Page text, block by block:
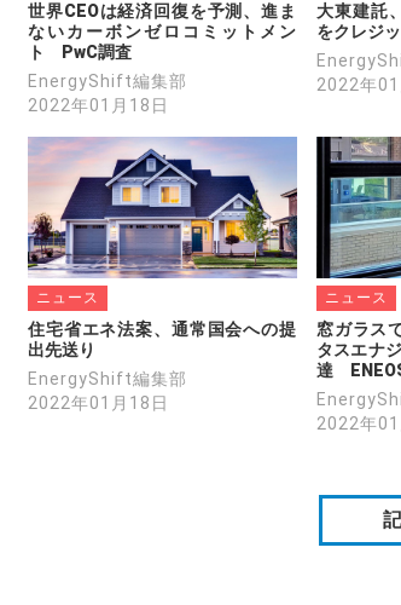
世界CEOは経済回復を予測、進ま
ないカーボンゼロコミットメン
ト　PwC調査
EnergyShift編集部
2022年01月18日
大東建託
をクレジ
2022年01
ニュース
住宅省エネ法案、通常国会への提
出先送り
EnergyShift編集部
2022年01月18日
ニュース
窓ガラス
タスエナ
達　
2022年01